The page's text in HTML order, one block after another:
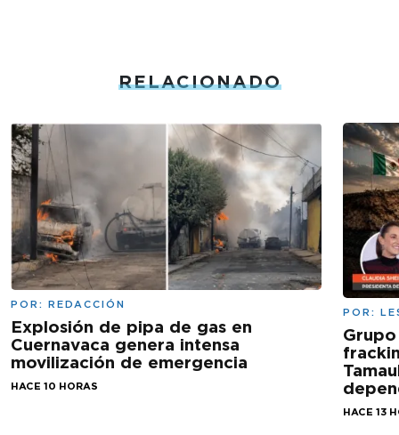
RELACIONADO
POR: REDACCIÓN
Explosión de pipa de gas en
Cuernavaca genera intensa
movilización de emergencia
HACE 10 HORAS
POR:
HACE 13